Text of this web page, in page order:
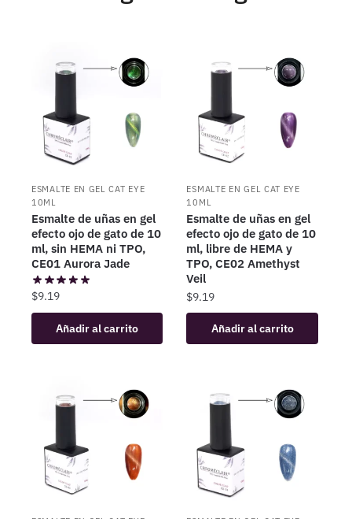
ESMALTE EN GEL CAT EYE
10ML
Esmalte de uñas en gel
efecto ojo de gato de 10
ml, sin HEMA ni TPO,
CE01 Aurora Jade
$9.19
Añadir al carrito
ESMALTE EN GEL CAT EYE
10ML
Esmalte de uñas en gel
efecto ojo de gato de 10
ml, libre de HEMA y
TPO, CE02 Amethyst
Veil
$9.19
Añadir al carrito